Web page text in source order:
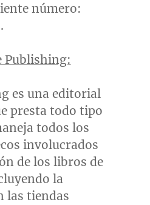
número:
Publishing:
es una editorial
presta todo tipo
todos los
involucrados
de los libros de
la
las tiendas